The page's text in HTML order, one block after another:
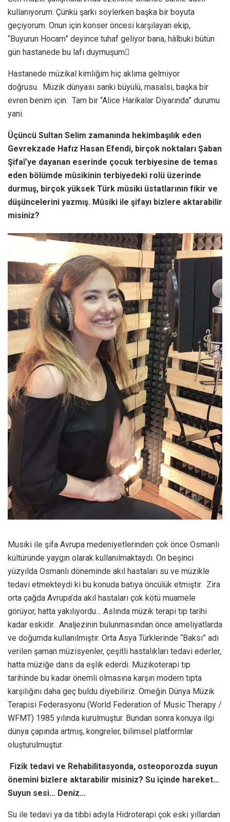
kullanıyorum. Çünkü şarkı söylerken başka bir boyuta
geçiyorum. Onun için konser öncesi karşılayan ekip,
“Buyurun Hocam” deyince tuhaf geliyor bana, hâlbuki bütün
gün hastanede bu lafı duymuşum
Hastanede müzikal kimliğim hiç aklıma gelmiyor
doğrusu. Müzik dünyası sanki büyülü, masalsı, başka bir
evren benim için. Tam bir “Alice Harikalar Diyarında” durumu
yani.
Üçüncü Sultan Selim zamanında hekimbaşılık eden
Gevrekzade Hafız Hasan Efendi, birçok noktaları Şaban
Şifaî’ye dayanan eserinde çocuk terbiyesine de temas
eden bölümde mûsikinin terbiyedeki rolü üzerinde
durmuş, birçok yüksek Türk mûsiki üstatlarının fikir ve
düşüncelerini yazmış. Mûsiki ile şifayı bizlere aktarabilir
misiniz?
Musiki ile şifa Avrupa medeniyetlerinden çok önce Osmanlı
kültüründe yaygın olarak kullanılmaktaydı. On beşinci
yüzyılda Osmanlı döneminde akıl hastaları su ve müzikle
tedavi etmekteydi ki bu konuda batıya öncülük etmiştir. Zira
orta çağda Avrupa’da akıl hastaları çok kötü muamele
görüyor, hatta yakılıyordu… Aslında müzik terapi tıp tarihi
kadar eskidir. Analjezinin bulunmasından önce ameliyatlarda
ve doğumda kullanılmıştır. Orta Asya Türklerinde “Baksı” adı
verilen şaman müzisyenler, çeşitli hastalıkları tedavi ederler,
hatta müziğe dans da eşlik ederdi. Müzikoterapi tıp
tarihinde bu kadar önemli olmasına karşın modern tıpta
karşılığını daha geç buldu diyebiliriz. Örneğin Dünya Müzik
Terapisi Federasyonu (World Federation of Music Therapy /
WFMT) 1985 yılında kurulmuştur. Bundan sonra konuya ilgi
dünya çapında artmış, kongreler, bilimsel platformlar
oluşturulmuştur.
Fizik tedavi ve Rehabilitasyonda, osteoporozda suyun
önemini bizlere aktarabilir misiniz? Su içinde hareket…
Suyun sesi… Deniz…
Su ile tedavi ya da tıbbi adıyla Hidroterapi çok eski yıllardan